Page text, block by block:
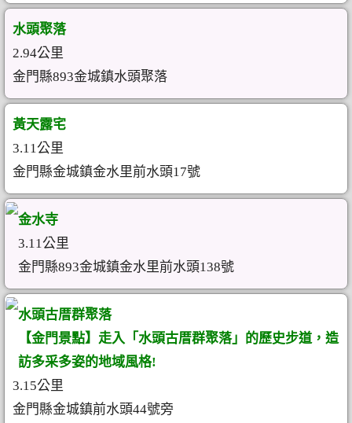
水頭聚落
2.94公里
金門縣893金城鎮水頭聚落
黃天露宅
3.11公里
金門縣金城鎮金水里前水頭17號
金水寺
3.11公里
金門縣893金城鎮金水里前水頭138號
水頭古厝群聚落
【金門景點】走入「水頭古厝群聚落」的歷史步道，造
訪多采多姿的地域風格!
3.15公里
金門縣金城鎮前水頭44號旁